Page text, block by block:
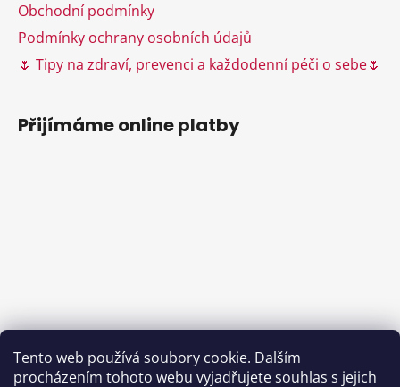
Tento web používá soubory cookie. Dalším
procházením tohoto webu vyjadřujete souhlas s jejich
s
u
Obchodní podmínky
Podmínky ochrany osobních údajů
🌷 Tipy na zdraví, prevenci a každodenní péči o sebe🌷
Přijímáme online platby